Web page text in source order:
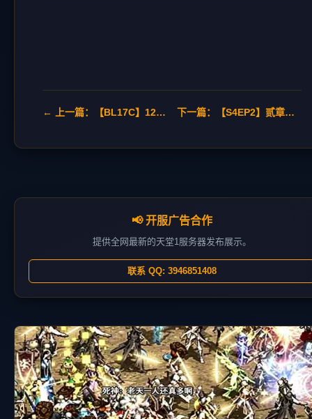
← 上一篇：【BL17C】12/09 手游-天堂红骑士(Project RK) 下一篇：【S4EP2】贰章：巴拉卡斯，宣传CG动画 →
📢 开服广告合作
提供全网最新的天堂1服务器发布展示。
联系 QQ: 3946851408